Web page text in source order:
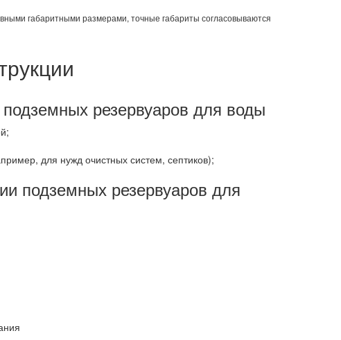
габаритными размерами, точные габариты согласовываются
резервуаров для воды
для нужд очистных систем, септиков);
подземных резервуаров для